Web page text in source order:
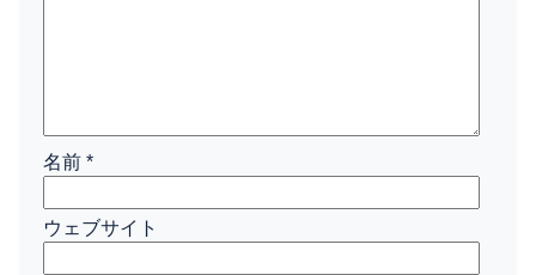
名前 *
ウェブサイト